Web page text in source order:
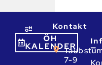
ÖH
KALENDER
Kontakt
7-9